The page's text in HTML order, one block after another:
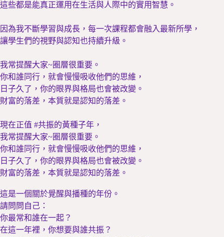
這些都是能真正運用在生活與人際中的實用智慧。
因為我不斷學習與成長，每一次課程都會融入最新所學，
讓學生們的視野與認知也持續升級。
我常提醒大家~圈層很重要。
你和誰同行，就會慢慢吸收他們的思維，
日子久了，你的眼界與格局也會被改變。
財富的落差，本質就是認知的落差。
現在正值 #共振的黃種子年，
我常提醒大家~圈層很重要。
你和誰同行，就會慢慢吸收他們的思維，
日子久了，你的眼界與格局也會被改變。
財富的落差，本質就是認知的落差。
這是一個關於覺醒與播種的年份。
請問問自己：
你最常和誰在一起？
在這一年裡，你想要與誰共振？